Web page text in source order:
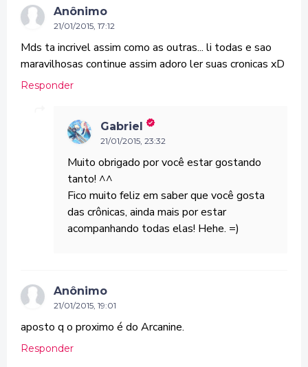
Anônimo
21/01/2015, 17:12
Mds ta incrivel assim como as outras... li todas e sao
maravilhosas continue assim adoro ler suas cronicas xD
Responder
Gabriel
21/01/2015, 23:32
Muito obrigado por você estar gostando
tanto! ^^
Fico muito feliz em saber que você gosta
das crônicas, ainda mais por estar
acompanhando todas elas! Hehe. =)
Anônimo
21/01/2015, 19:01
aposto q o proximo é do Arcanine.
Responder